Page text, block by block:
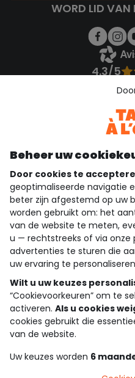
WORD LID
4.3/5
Bekijk de
Download
Ontdek
wie zijn we?
hulp nodig
loyalty club
onze catalogus
Algemene verkoop en
Privacybeleid
Cookies en persoonsgegevens
Beheer uw
Door cookies te
geoptimaliseerde navigatie
beter zijn afgestemd op uw
worden gebruikt om: het
van de website te meten,
u — rechtstreeks of via
advertenties te sturen die
uw ervaring te
Wilt u uw keuzes
“Cookievoorkeuren” om te
activeren. Als u cookies
cookies gebruikt die
van de website.
Uw keuzes worden 6